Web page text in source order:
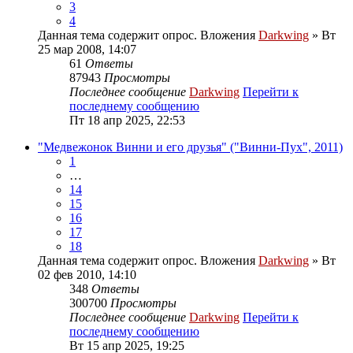
3
4
Данная тема содержит опрос. Вложения Darkwing » Вт
25 мар 2008, 14:07
61 Ответы
87943 Просмотры
Последнее сообщение Darkwing Перейти к
последнему сообщению
Пт 18 апр 2025, 22:53
"Медвежонок Винни и его друзья" ("Винни-Пух", 2011)
1
…
14
15
16
17
18
Данная тема содержит опрос. Вложения Darkwing » Вт
02 фев 2010, 14:10
348 Ответы
300700 Просмотры
Последнее сообщение Darkwing Перейти к
последнему сообщению
Вт 15 апр 2025, 19:25